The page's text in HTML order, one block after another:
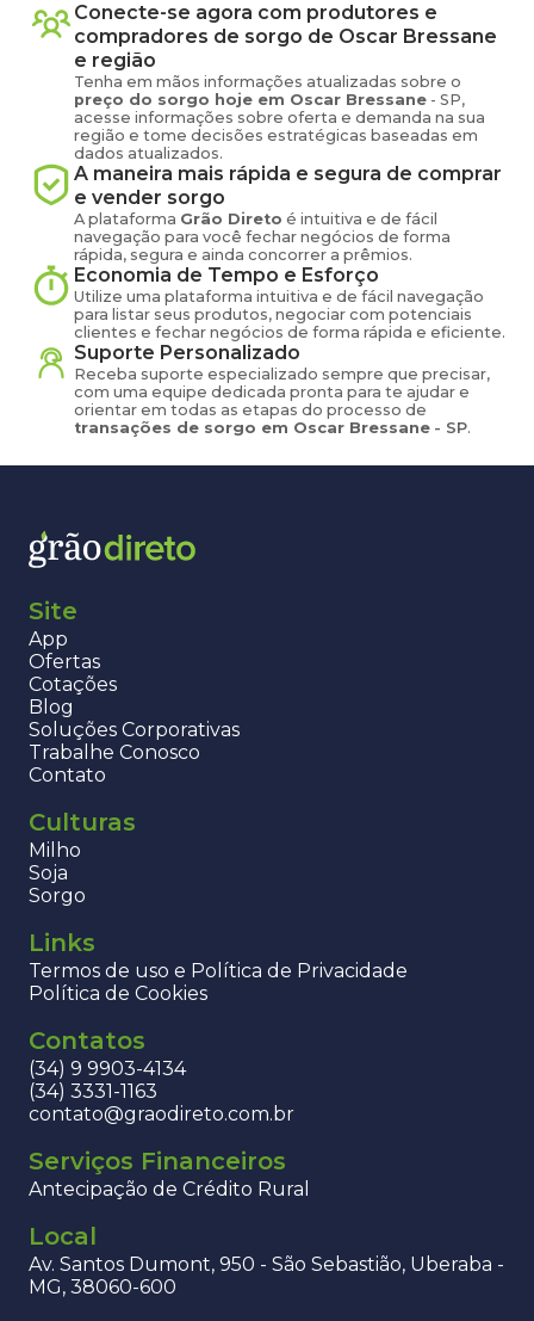
Conecte-se agora com produtores e
compradores de sorgo de Oscar Bressane
e região
Tenha em mãos informações atualizadas sobre o
preço do sorgo hoje em Oscar Bressane - SP,
acesse informações sobre oferta e demanda na sua
região e tome decisões estratégicas baseadas em
dados atualizados.
A maneira mais rápida e segura de comprar
e vender sorgo
A plataforma Grão Direto é intuitiva e de fácil
navegação para você fechar negócios de forma
rápida, segura e ainda concorrer a prêmios.
Economia de Tempo e Esforço
Utilize uma plataforma intuitiva e de fácil navegação
para listar seus produtos, negociar com potenciais
clientes e fechar negócios de forma rápida e eficiente.
Suporte Personalizado
Receba suporte especializado sempre que precisar,
com uma equipe dedicada pronta para te ajudar e
orientar em todas as etapas do processo de
transações de sorgo em Oscar Bressane - SP.
Site
App
Ofertas
Cotações
Blog
Soluções Corporativas
Trabalhe Conosco
Contato
Culturas
Milho
Soja
Sorgo
Links
Termos de uso e Política de Privacidade
Política de Cookies
Contatos
(34) 9 9903-4134
(34) 3331-1163
contato@graodireto.com.br
Serviços Financeiros
Antecipação de Crédito Rural
Local
Av. Santos Dumont, 950 - São Sebastião, Uberaba -
MG, 38060-600